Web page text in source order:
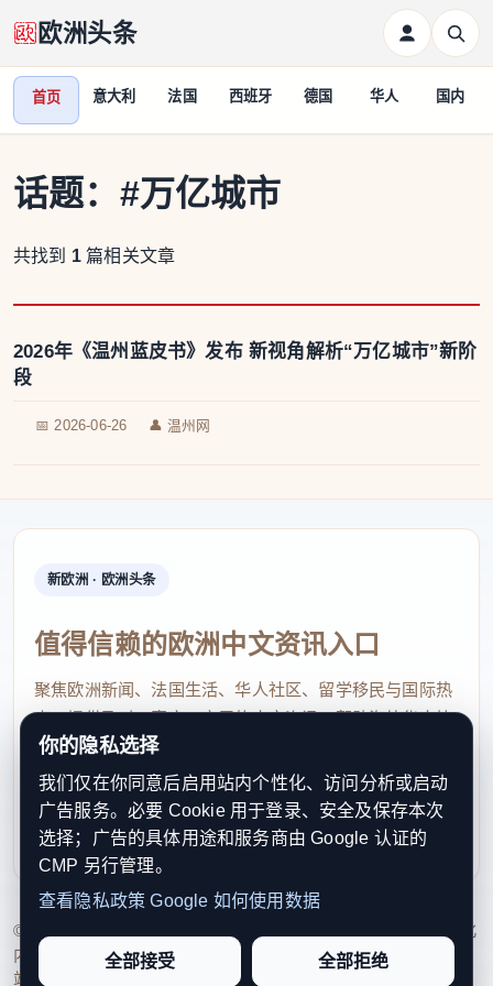
欧洲头条
首页 意大利 法国 西班牙 德国 华人 国内
话题： #万亿城市
共找到 1 篇相关文章
2026年《温州蓝皮书》发布 新视角解析“万亿城市”新阶
段
📅 2026-06-26 👤 温州网
新欧洲 · 欧洲头条
值得信赖的欧洲中文资讯入口
聚焦欧洲新闻、法国生活、华人社区、留学移民与国际热
点，提供及时、真实、实用的中文资讯，帮助海外华人快
速了解欧洲动态。
contact@xinouzhou.com
服务支持、版权与合作：工作日优先处理站务、投稿与权
利通知
© 2026 新欧洲·欧洲头条. All Rights Reserved. 本网站持续优化
内容透明度、联系方式与用户权利说明，以提升品牌信任感和
站点完整度。
你的隐私选择
我们仅在你同意后启用站内个性化、访问分析或启动
广告服务。必要 Cookie 用于登录、安全及保存本次
选择；广告的具体用途和服务商由 Google 认证的
CMP 另行管理。
查看隐私政策 Google 如何使用数据
全部接受 全部拒绝